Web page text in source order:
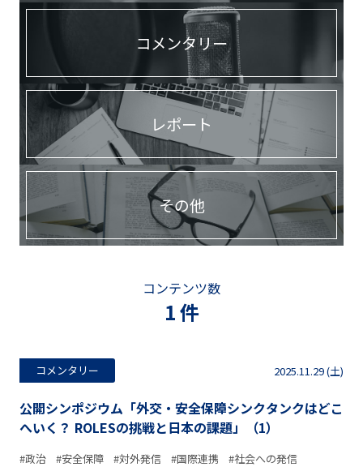
コメンタリー
レポート
その他
コンテンツ数
1 件
コメンタリー 2025.11.29 (土)
公開シンポジウム「外交・安全保障シンクタンクはどこ
へいく？ ROLESの挑戦と日本の課題」（1）
#政治 #安全保障 #対外発信 #国際連携
#社会への発信